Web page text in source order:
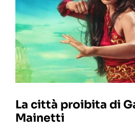
La città proibita di
Mainetti